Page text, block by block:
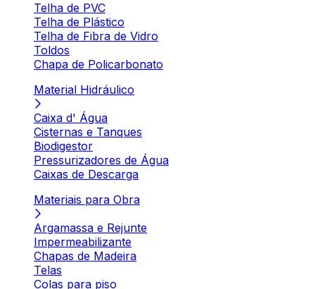
Telha de PVC
Telha de Plástico
Telha de Fibra de Vidro
Toldos
Chapa de Policarbonato
Material Hidráulico
Caixa d' Água
Cisternas e Tanques
Biodigestor
Pressurizadores de Água
Caixas de Descarga
Materiais para Obra
Argamassa e Rejunte
Impermeabilizante
Chapas de Madeira
Telas
Colas para piso